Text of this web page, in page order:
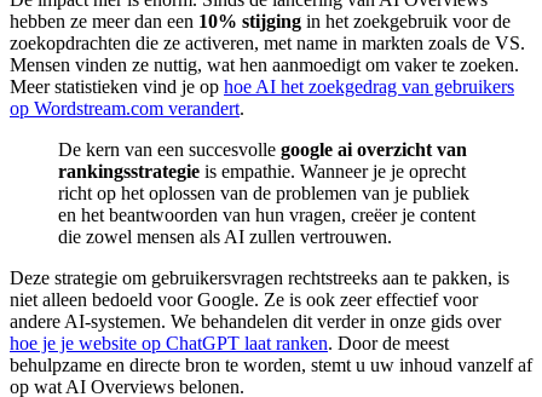
hebben ze meer dan een 10% stijging in het zoekgebruik voor de
zoekopdrachten die ze activeren, met name in markten zoals de VS.
Mensen vinden ze nuttig, wat hen aanmoedigt om vaker te zoeken.
Meer statistieken vind je op hoe AI het zoekgedrag van gebruikers
op Wordstream.com verandert.
De kern van een succesvolle google ai overzicht van
rankingsstrategie is empathie. Wanneer je je oprecht
richt op het oplossen van de problemen van je publiek
en het beantwoorden van hun vragen, creëer je content
die zowel mensen als AI zullen vertrouwen.
Deze strategie om gebruikersvragen rechtstreeks aan te pakken, is
niet alleen bedoeld voor Google. Ze is ook zeer effectief voor
andere AI-systemen. We behandelen dit verder in onze gids over
hoe je je website op ChatGPT laat ranken. Door de meest
behulpzame en directe bron te worden, stemt u uw inhoud vanzelf af
op wat AI Overviews belonen.